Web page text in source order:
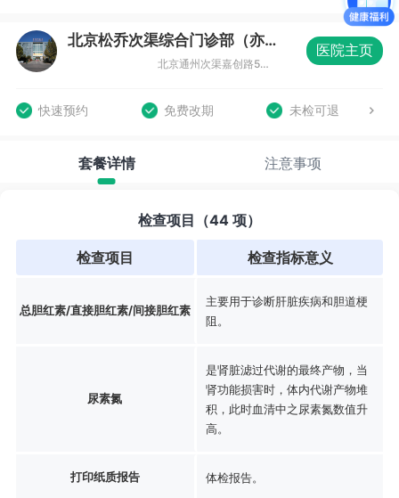
北京松乔次渠综合门诊部（亦庄店）体检中心
北京通州次渠嘉创路5号新华联科技大厦三层（亦庄店）
医院主页
快速预约 免费改期 未检可退
套餐详情 注意事项
检查项目（44 项）
检查项目 检查指标意义
总胆红素/直接胆红素/间接胆红素
主要用于诊断肝脏疾病和胆道梗
阻。
尿素氮
是肾脏滤过代谢的最终产物，当
肾功能损害时，体内代谢产物堆
积，此时血清中之尿素氮数值升
高。
打印纸质报告 体检报告。